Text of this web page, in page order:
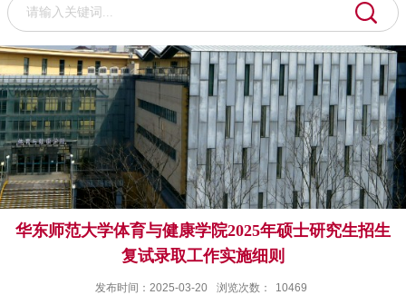
华东师范大学体育与健康学院2025年硕士研究生招生
复试录取工作实施细则
发布时间：2025-03-20 浏览次数： 10469